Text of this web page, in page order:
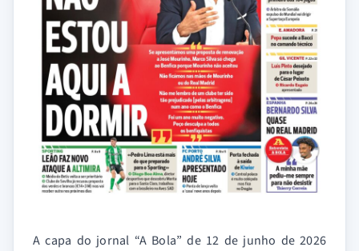
A capa do jornal “A Bola” de 12 de junho de 2026